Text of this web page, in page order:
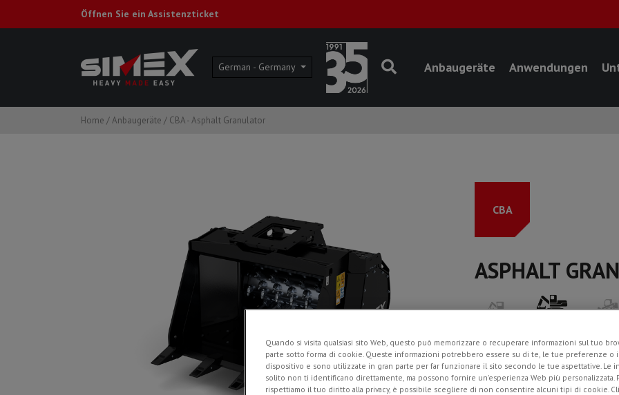
Öffnen Sie ein Assistenzticket
German - Germany Anbaugeräte Anwendungen
Home /Anbaugeräte / CBA - Asphalt Granulator
CBA
ASPHALT
DieAsphalt Granulatorlöffel
anderen Baumaterialien
Radialkolbenmotoren ist mit
Quando si visita qualsiasi sito Web, questo può memorizzare o recuperare informazioni sul tuo
parte sotto forma di cookie. Queste informazioni potrebbero essere su di te, le tue preferenze o
dispositivo e sono utilizzate in gran parte per far funzionare il sito secondo le tue aspettative. Le
solito non ti identificano direttamente, ma possono fornire un'esperienza Web più personalizzata.
rispettiamo il tuo diritto alla privacy, è possibile scegliere di non consentire alcuni tipi di cookie.